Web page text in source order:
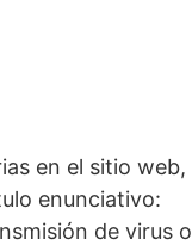
en el sitio web,
enunciativo:
de virus o